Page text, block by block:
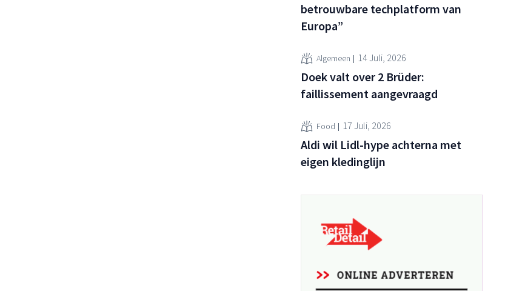
betrouwbare techplatform van
Europa”
Algemeen 14 Juli, 2026
Doek valt over 2 Brüder:
faillissement aangevraagd
Food 17 Juli, 2026
Aldi wil Lidl-hype achterna met
eigen kledinglijn